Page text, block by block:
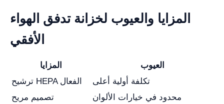
المزايا والعيوب لخزانة تدفق الهواء
الأفقي
المزايا
العيوب
ترشيح HEPA الفعال
تكلفة أولية أعلى
تصميم مريح
محدود في خيارات الألوان